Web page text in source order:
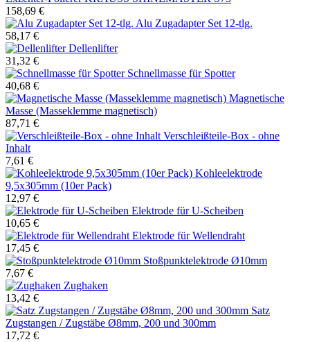
158,69 €
Alu Zugadapter Set 12-tlg.
58,17 €
Dellenlifter
31,32 €
Schnellmasse für Spotter
40,68 €
Magnetische
Masse (Masseklemme magnetisch)
87,71 €
Verschleißteile-Box - ohne
Inhalt
7,61 €
Kohleelektrode
9,5x305mm (10er Pack)
12,97 €
Elektrode für U-Scheiben
10,65 €
Elektrode für Wellendraht
17,45 €
Stoßpunktelektrode Ø10mm
7,67 €
Zughaken
13,42 €
Satz
Zugstangen / Zugstäbe Ø8mm, 200 und 300mm
17,72 €